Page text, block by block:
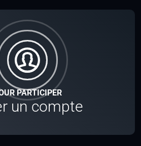
PARTICIPER
un compte